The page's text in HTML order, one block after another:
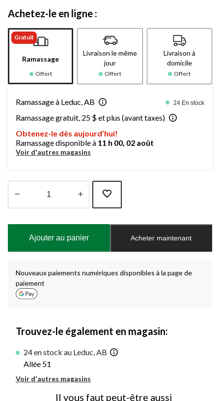
Achetez-le en ligne :
Gratuit
Ramassage
Offert
Livraison le même
jour
Offert
Livraison à
domicile
Offert
Ramassage à Leduc, AB 24 En stock
Ramassage gratuit, 25 $ et plus (avant taxes)
Obtenez-le dès aujourd’hui!
Ramassage disponible à 11 h 00, 02 août
Voir d'autres magasins
à
Ajouter au panier Acheter maintenant
Nouveaux paiements numériques disponibles à la page de
paiement
Trouvez-le également en magasin:
24 en stock au Leduc, AB
Allée 51
Voir d'autres magasins
Il vous faut peut-être aussi